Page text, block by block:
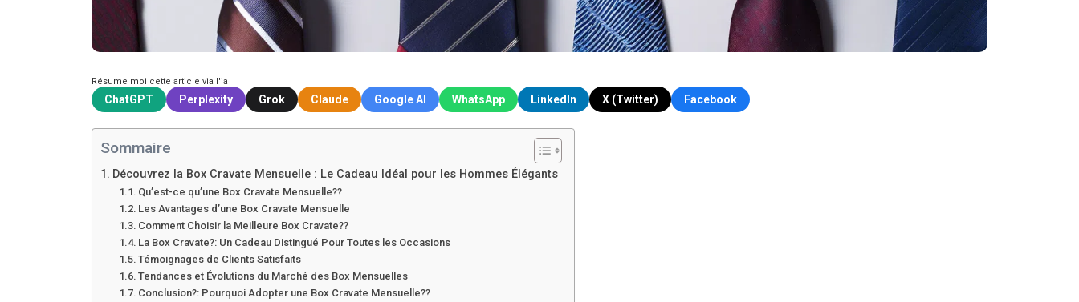
Résume moi cette article via l'ia
ChatGPT Perplexity Grok Claude Google AI WhatsApp LinkedIn X (Twitter) Facebook
Sommaire
Découvrez la Box Cravate Mensuelle : Le Cadeau Idéal pour les Hommes Élégants
Qu’est-ce qu’une Box Cravate Mensuelle??
Les Avantages d’une Box Cravate Mensuelle
Comment Choisir la Meilleure Box Cravate??
La Box Cravate?: Un Cadeau Distingué Pour Toutes les Occasions
Témoignages de Clients Satisfaits
Tendances et Évolutions du Marché des Box Mensuelles
Conclusion?: Pourquoi Adopter une Box Cravate Mensuelle??